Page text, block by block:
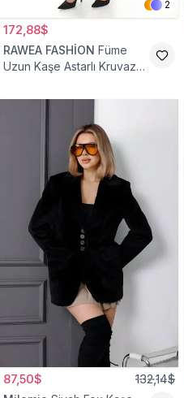
2
172,88$
RAWEA FASHİON Füme
Uzun Kaşe Astarlı Kruvaze
87,50$ 132,14$